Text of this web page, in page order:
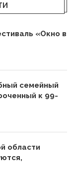
«Окно в
семейный
к 99-
области